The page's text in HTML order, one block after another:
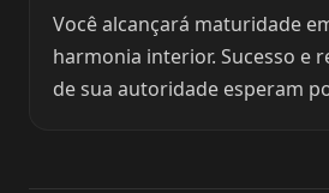
Você alcançará maturidade
harmonia interior. Sucesso e
de sua autoridade esperam